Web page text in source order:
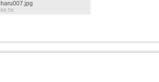
haru007.jpg
89.5K